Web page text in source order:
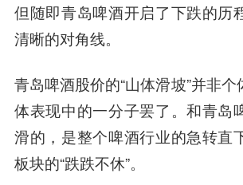
但随即青岛啤酒开启了下跌的历
清晰的对角线。
青岛啤酒股价的“山体滑坡”并非
体表现中的一分子罢了。和青岛
滑的，是整个啤酒行业的急转直
板块的“跌跌不休”。